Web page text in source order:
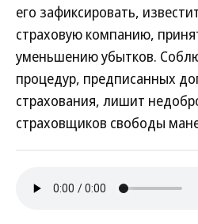
его зафиксировать,
страховую компанию,
уменьшению убытков.
процедур, предписанных
страхования, лишит
страховщиков свободы